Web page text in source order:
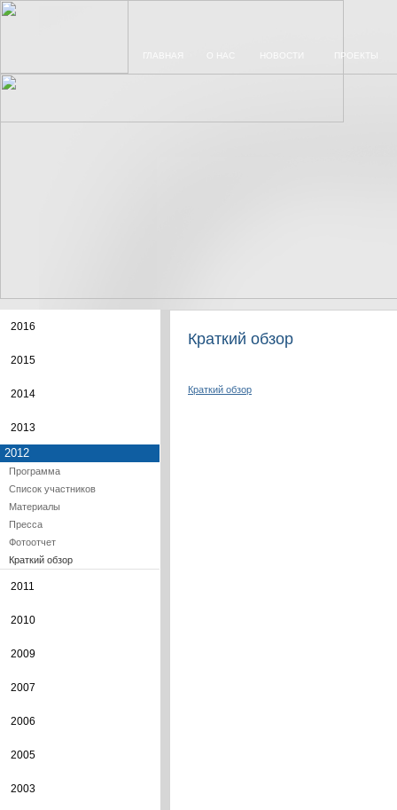
О НАС НОВОСТИ ПРОЕКТЫ
2016
2015
2014
2013
2012
Программа
Список участников
Материалы
Пресса
Фотоотчет
Краткий обзор
2011
2010
2009
2007
2006
2005
2003
Краткий обзор
Краткий обзор